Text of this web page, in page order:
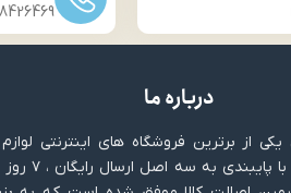
| 031-33686592
درباره ما
از برترین فروشگاه های اینترنتی
بهداشتی و زیبایی